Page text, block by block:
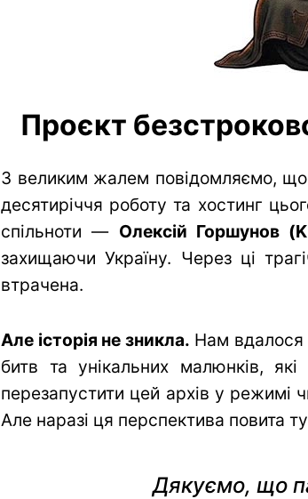
Проєкт
З великим жалем повідомляємо,
десятиріччя роботу та хостинг
спільноти — Олексій Горшунов
захищаючи Україну. Через ці
втрачена.
Але історія не зникла. Нам вдалося
битв та унікальних малюнків,
перезапустити цей архів у режимі
Але наразі ця перспектива повита
Дякуємо, що